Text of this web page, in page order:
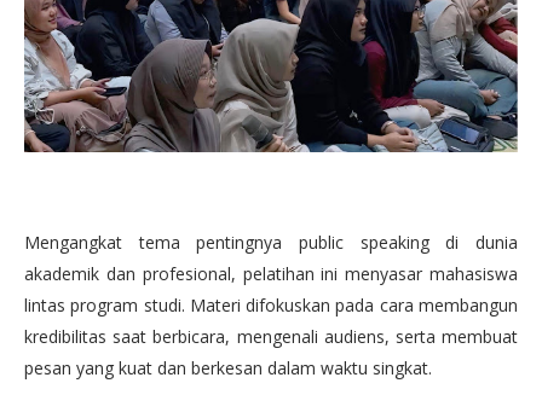
Mengangkat tema pentingnya public speaking di dunia
akademik dan profesional, pelatihan ini menyasar mahasiswa
lintas program studi. Materi difokuskan pada cara membangun
kredibilitas saat berbicara, mengenali audiens, serta membuat
pesan yang kuat dan berkesan dalam waktu singkat.